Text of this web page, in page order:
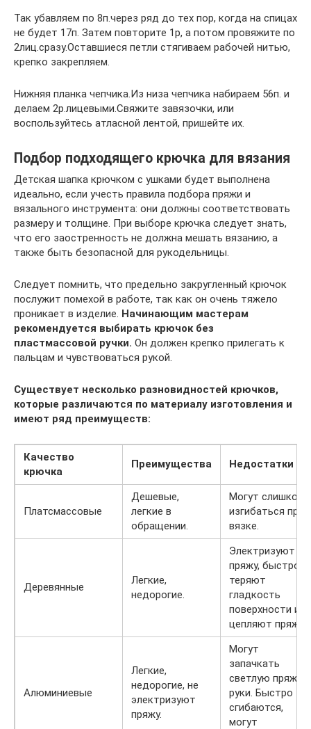
Так убавляем по 8п.через ряд до тех пор, когда на спицах
не будет 17п. Затем повторите 1р, а потом провяжите по
2лиц.сразу.Оставшиеся петли стягиваем рабочей нитью,
крепко закрепляем.
Нижняя планка чепчика.Из низа чепчика набираем 56п. и
делаем 2р.лицевыми.Свяжите завязочки, или
воспользуйтесь атласной лентой, пришейте их.
Подбор подходящего крючка для вязания
Детская шапка крючком с ушками будет выполнена
идеально, если учесть правила подбора пряжи и
вязального инструмента: они должны соответствовать
размеру и толщине. При выборе крючка следует знать,
что его заостренность не должна мешать вязанию, а
также быть безопасной для рукодельницы.
Следует помнить, что предельно закругленный крючок
послужит помехой в работе, так как он очень тяжело
проникает в изделие. Начинающим мастерам
рекомендуется выбирать крючок без
пластмассовой ручки. Он должен крепко прилегать к
пальцам и чувствоваться рукой.
Существует несколько разновидностей крючков,
которые различаются по материалу изготовления и
имеют ряд преимуществ:
Качество
крючка
Преимущества Недостатки
Платсмассовые
Дешевые,
легкие в
обращении.
Могут слишком
изгибаться при
вязке.
Деревянные
Легкие,
недорогие.
Электризуют
пряжу, быстро
теряют
гладкость
поверхности и
цепляют пряжу.
Алюминиевые
Легкие,
недорогие, не
электризуют
пряжу.
Могут
запачкать
светлую пряжу и
руки. Быстро
сгибаются,
могут